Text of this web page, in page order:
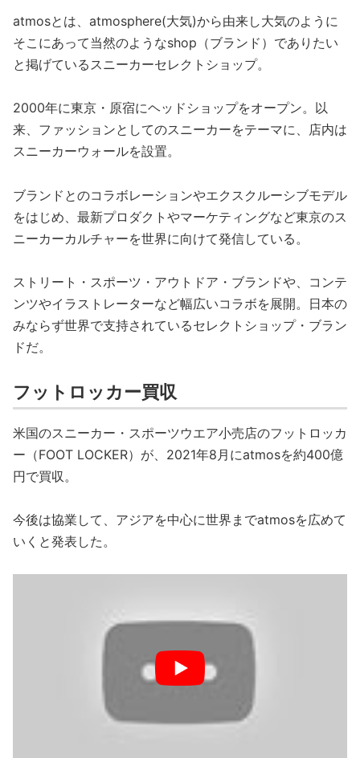
atmosとは、atmosphere(大気)から由来し大気のように
そこにあって当然のようなshop（ブランド）でありたい
と掲げているスニーカーセレクトショップ。
2000年に東京・原宿にヘッドショップをオープン。以
来、ファッションとしてのスニーカーをテーマに、店内は
スニーカーウォールを設置。
ブランドとのコラボレーションやエクスクルーシブモデル
をはじめ、最新プロダクトやマーケティングなど東京のス
ニーカーカルチャーを世界に向けて発信している。
ストリート・スポーツ・アウトドア・ブランドや、コンテ
ンツやイラストレーターなど幅広いコラボを展開。日本の
みならず世界で支持されているセレクトショップ・ブラン
ドだ。
フットロッカー買収
米国のスニーカー・スポーツウエア小売店のフットロッカ
ー（FOOT LOCKER）が、2021年8月にatmosを約400億
円で買収。
今後は協業して、アジアを中心に世界までatmosを広めて
いくと発表した。